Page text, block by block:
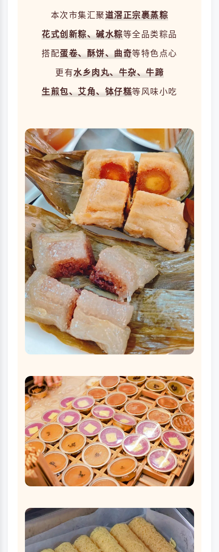
本次市集汇聚道滘正宗裹蒸粽
花式创新粽、碱水粽等全品类粽品
搭配蛋卷、酥饼、曲奇等特色点心
更有水乡肉丸、牛杂、牛蹄
生煎包、艾角、 钵仔糕等风味小吃